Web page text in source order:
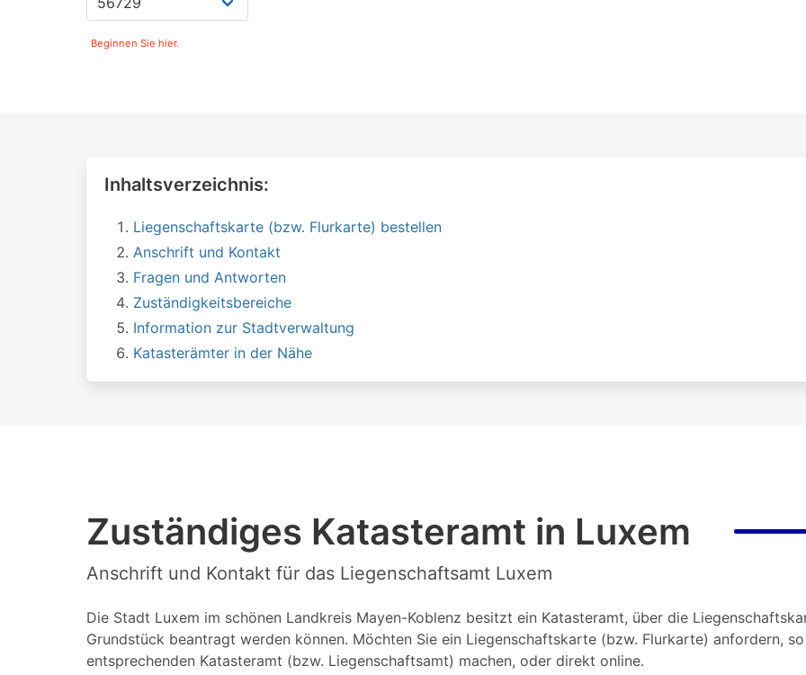
Beginnen Sie hier.
Inhaltsverzeichnis:
Liegenschaftskarte (bzw. Flurkarte) bestellen
Anschrift und Kontakt
Fragen und Antworten
Zuständigkeitsbereiche
Information zur Stadtverwaltung
Katasterämter in der Nähe
Zuständiges Katasteramt in Luxem
Anschrift und Kontakt für das Liegenschaftsamt Luxem
Die Stadt Luxem im schönen Landkreis Mayen-Koblenz besitzt ein Katasteramt, über die
Grundstück beantragt werden können. Möchten Sie ein Liegenschaftskarte (bzw. Flurkarte) anfordern,
entsprechenden Katasteramt (bzw. Liegenschaftsamt) machen, oder direkt online.